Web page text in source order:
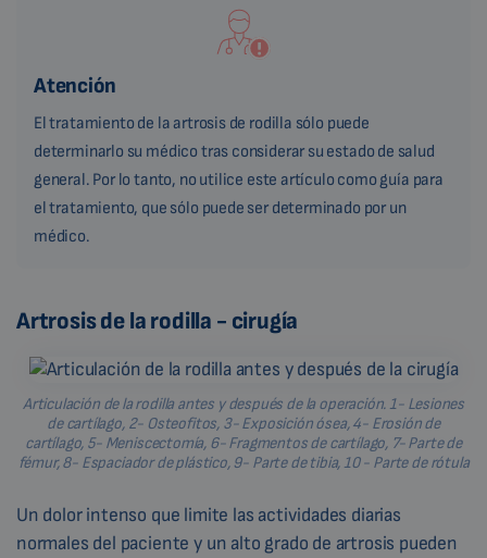
Atención
El tratamiento de la artrosis de rodilla sólo puede
determinarlo su médico tras considerar su estado de salud
general. Por lo tanto, no utilice este artículo como guía para
el tratamiento, que sólo puede ser determinado por un
médico.
Artrosis de la rodilla - cirugía
Articulación de la rodilla antes y después de la operación. 1- Lesiones
de cartílago, 2- Osteofitos, 3- Exposición ósea, 4- Erosión de
cartílago, 5- Meniscectomía, 6- Fragmentos de cartílago, 7- Parte de
fémur, 8- Espaciador de plástico, 9- Parte de tibia, 10 - Parte de rótula
Un dolor intenso que limite las actividades diarias
normales del paciente y un alto grado de artrosis pueden